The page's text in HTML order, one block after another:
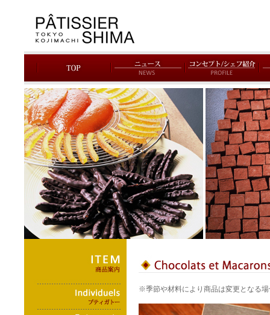
※季節や材料により商品は変更となる